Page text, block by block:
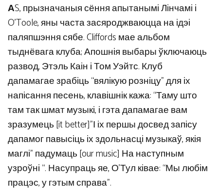
АS, прызначаныя сёння апытанымі Лінчамі і
O’Toole, яны часта засяроджваюцца на ідэі
паляпшэння сябе. Cliffords мае альбом
тыднёвага клуба; Апошнія выбары ўключаюць
развод, Этэль Каін і Том Уэйтс. Клуб
дапамагае зрабіць “вялікую розніцу” для іх
напісання песень, клавішнік кажа: “Таму што
там так шмат музыкі, і гэта дапамагае вам
зразумець [it better]”І іх першы досвед запісу
дапамог павысіць іх здольнасці музыкаў, якія
маглі” падумаць [our music] На наступным
узроўні “. Насупраць яе, О’Тул ківае: “Мы любім
працэс, у гэтым справа”.